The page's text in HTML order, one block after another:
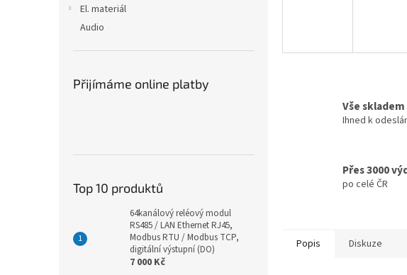
El. materiál
Audio
Přijímáme online platby
Top 10 produktů
64kanálový reléový modul
RS485 / LAN Ethernet RJ45,
Modbus RTU / Modbus TCP,
digitální výstupní (DO)
7 000 Kč
Vše skladem
Ihned k
Přes 3000
po celé ČR
Popis Diskuze